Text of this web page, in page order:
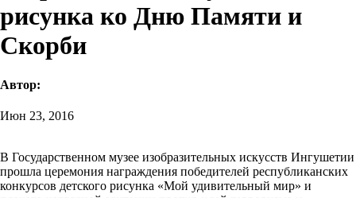
рисунка ко Дню Памяти и
Скорби
Автор:
Июн 23, 2016
В Государственном музее изобразительных искусств Ингушетии
прошла церемония награждения победителей республиканских
конкурсов детского рисунка «Мой удивительный мир» и